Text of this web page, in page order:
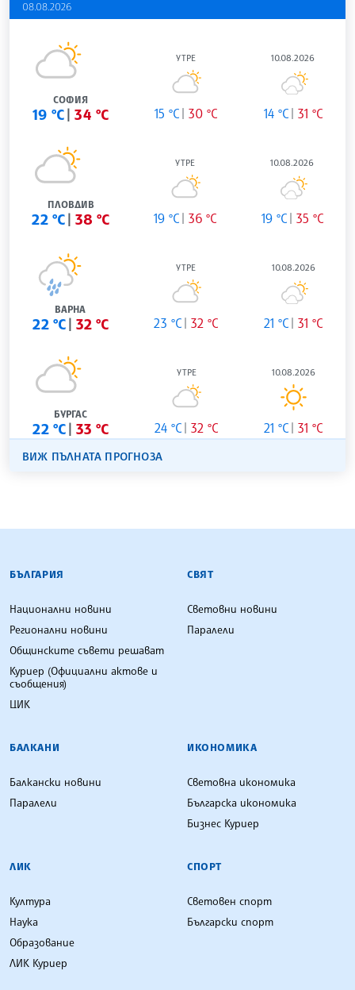
08.08.2026
СОФИЯ
19 °C 34 °C
УТРЕ
15 °C 30 °C
10.08.2026
14 °C 31 °C
ПЛОВДИВ
22 °C 38 °C
УТРЕ
19 °C 36 °C
10.08.2026
19 °C 35 °C
ВАРНА
22 °C 32 °C
УТРЕ
23 °C 32 °C
10.08.2026
21 °C 31 °C
БУРГАС
22 °C 33 °C
УТРЕ
24 °C 32 °C
10.08.2026
21 °C 31 °C
ВИЖ ПЪЛНАТА ПРОГНОЗА
БЪЛГАРСКА ТЕЛЕГРАФНА АГЕНЦИЯ
БЪЛГАРИЯ
Национални новини
Регионални новини
Общинските съвети решават
Куриер (Официални актове и
съобщения)
ЦИК
СВЯТ
Световни новини
Паралели
БАЛКАНИ
Балкански новини
Паралели
ИКОНОМИКА
Световна икономика
Българска икономика
Бизнес Куриер
ЛИК
Култура
Наука
Образование
ЛИК Куриер
СПОРТ
Световен спорт
Български спорт